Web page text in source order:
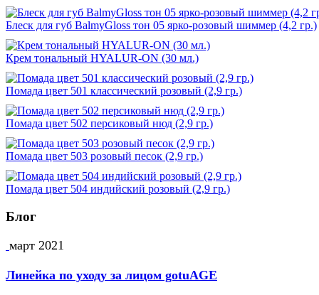
Блеск для губ BalmyGloss тон 05 ярко-розовый шиммер (4,2 гр.)
Крем тональный HYALUR-ON (30 мл.)
Помада цвет 501 классический розовый (2,9 гр.)
Помада цвет 502 персиковый нюд (2,9 гр.)
Помада цвет 503 розовый песок (2,9 гр.)
Помада цвет 504 индийский розовый (2,9 гр.)
Блог
март 2021
Линейка по уходу за лицом gotuAGE